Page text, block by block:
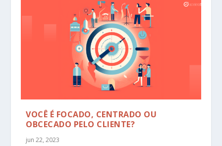
VOCÊ É FOCADO, CENTRADO OU
OBCECADO PELO CLIENTE?
jun 22, 2023